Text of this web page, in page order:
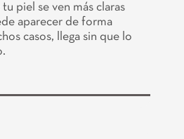
tu piel se ven más claras
aparecer de forma
casos, llega sin que lo